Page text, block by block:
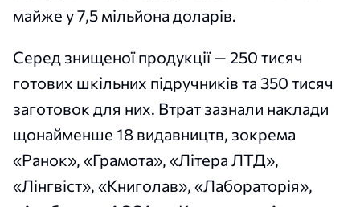
майже у 7,5 мільйона доларів.
Серед знищеної продукції — 250 тисяч
готових шкільних підручників та 350 тисяч
заготовок для них. Втрат зазнали наклади
щонайменше 18 видавництв, зокрема
«Ранок», «Грамота», «Літера ЛТД»,
«Лінгвіст», «Книголав», «Лабораторія»,